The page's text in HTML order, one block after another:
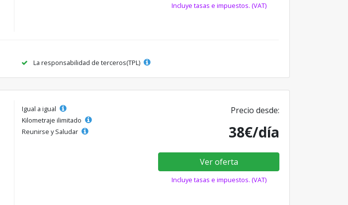
Incluye tasas e impuestos. (VAT)
La responsabilidad de terceros(TPL)
Igual a igual
Kilometraje ilimitado
Reunirse y Saludar
Precio desde:
38€/día
Ver oferta
Incluye tasas e impuestos. (VAT)